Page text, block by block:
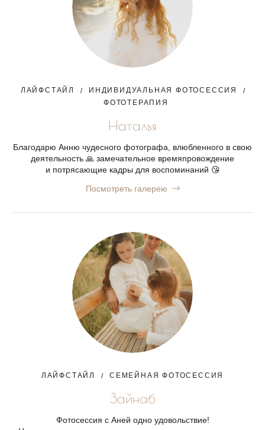
ЛАЙФСТАЙЛ
ИНДИВИДУАЛЬНАЯ ФОТОСЕССИЯ
ФОТОТЕРАПИЯ
Наталья
Благодарю Анню чудесного фотографа, влюбленного в свою
деятельность 🙏 замечательное времяпровождение
и потрясающие кадры для воспоминаний 😘
Посмотреть галерею
ЛАЙФСТАЙЛ СЕМЕЙНАЯ ФОТОСЕССИЯ
Зайнаб
Фотосессия с Аней одно удовольствие!